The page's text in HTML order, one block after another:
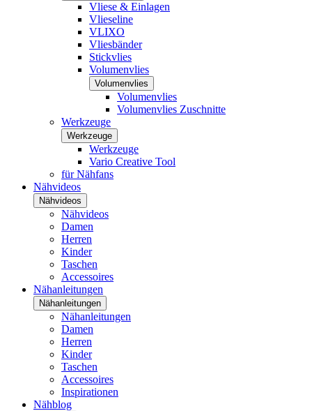
Vliese & Einlagen
Vlieseline
VLIXO
Vliesbänder
Stickvlies
Volumenvlies
Volumenvlies
Volumenvlies
Volumenvlies Zuschnitte
Werkzeuge
Werkzeuge
Werkzeuge
Vario Creative Tool
für Nähfans
Nähvideos
Nähvideos
Nähvideos
Damen
Herren
Kinder
Taschen
Accessoires
Nähanleitungen
Nähanleitungen
Nähanleitungen
Damen
Herren
Kinder
Taschen
Accessoires
Inspirationen
Nähblog